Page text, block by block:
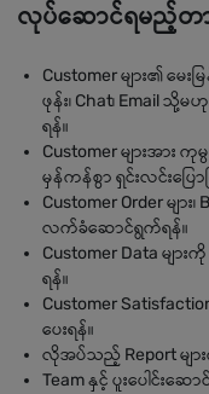
လုပ်ဆောင်ရမည့်တာ
Customer များ၏ မေးမ
ဖုန်း၊ Chat၊ Email
ရန်။
Customer များအား
မှန်ကန်စွာ ရှင်းလင်းပြော
Customer Order များ
လက်ခံဆောင်ရွက်ရန်။
Customer Data မျာ
ရန်။
Customer
ပေးရန်။
လိုအပ်သည့် Report မျာ
Team နှင့် ပူးပေါင်းဆ